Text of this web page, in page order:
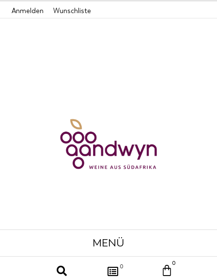
Zum
InhaltAnmelden Wunschliste
0 0